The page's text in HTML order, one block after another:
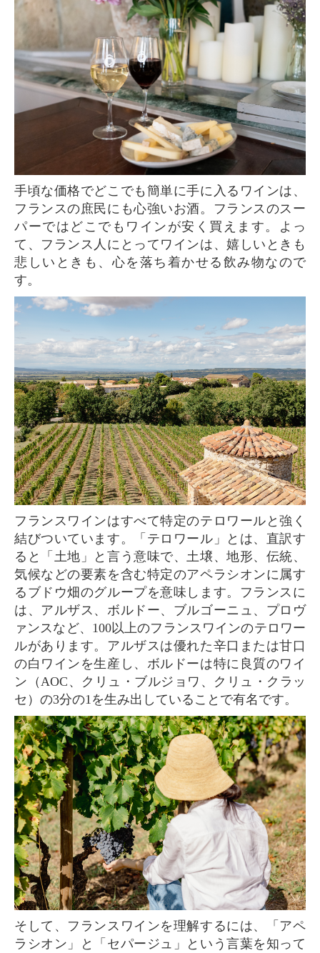
手頃な価格でどこでも簡単に手に入るワインは、
フランスの庶民にも心強いお酒。フランスのスー
パーではどこでもワインが安く買えます。よっ
て、フランス人にとってワインは、嬉しいときも
悲しいときも、心を落ち着かせる飲み物なので
す。
フランスワインはすべて特定のテロワールと強く
結びついています。「テロワール」とは、直訳す
ると「土地」と言う意味で、土壌、地形、伝統、
気候などの要素を含む特定のアペラシオンに属す
るブドウ畑のグループを意味します。フランスに
は、アルザス、ボルドー、ブルゴーニュ、プロヴ
ァンスなど、100以上のフランスワインのテロワー
ルがあります。アルザスは優れた辛口または甘口
の白ワインを生産し、ボルドーは特に良質のワイ
ン（AOC、クリュ・ブルジョワ、クリュ・クラッ
セ）の3分の1を生み出していることで有名です。
そして、フランスワインを理解するには、「アペ
ラシオン」と「セパージュ」という言葉を知って